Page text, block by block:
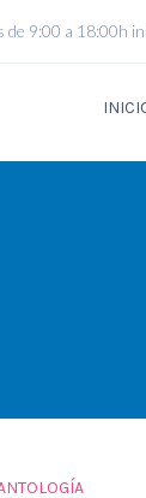
de 9:00 a 18:00h